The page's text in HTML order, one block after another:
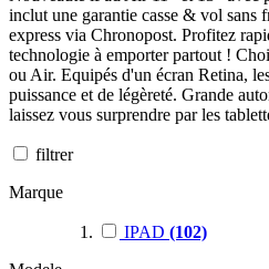
inclut une garantie casse & vol sans
express via Chronopost. Profitez
technologie à emporter partout !
ou Air. Equipés d'un écran Retina,
puissance et de légèreté. Grande
laissez vous surprendre par les
filtrer
Marque
IPAD (102)